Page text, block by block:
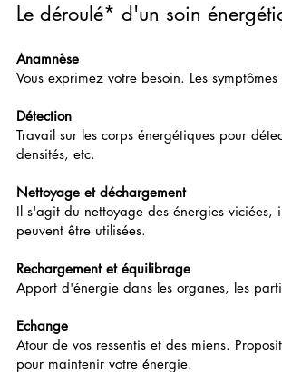
Le déroulé* d'un soin
Anamnèse
Vous exprimez votre besoin. Les
Détection
Travail sur les corps énergétiques pour
densités, etc.
Nettoyage et déchargement
Il s'agit du nettoyage des énergies viciées,
peuvent être utilisées.
Rechargement et équilibrage
Apport d'énergie dans les organes, les
Echange
Atour de vos ressentis et des miens.
pour maintenir votre énergie.